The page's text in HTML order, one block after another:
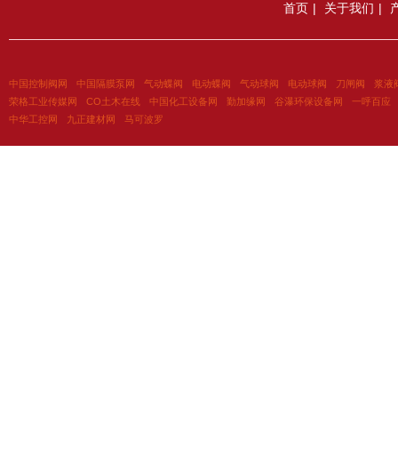
首页 | 关于我们 |
中国控制阀网 中国隔膜泵网 气动蝶阀 电动蝶阀 气动球阀 电动球阀 刀闸阀
浆液
荣格工业传媒网
CO土木在线 中国化工设备网 勤加缘网 谷瀑环保设备网
一呼百应
中华工控网
九正建材网 马可波罗